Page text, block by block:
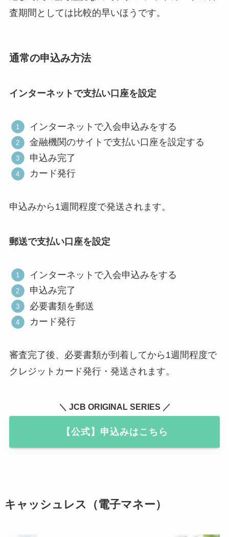
査期間としては比較的早いほうです。
通常の申込み方法
インターネットで支払い口座を設定
インターネットで入会申込みをする
金融機関のサイトで支払い口座を設定する
申込み完了
カード発行
申込みから1週間程度で発送されます。
郵送で支払い口座を設定
インターネットで入会申込みをする
申込み完了
必要書類を郵送
カード発行
審査完了後、必要書類が到着してから1週間程度で
クレジットカード発行・発送されます。
＼ JCB ORIGINAL SERIES ／
【公式】申込みはこちら
キャッシュレス（電子マネー）